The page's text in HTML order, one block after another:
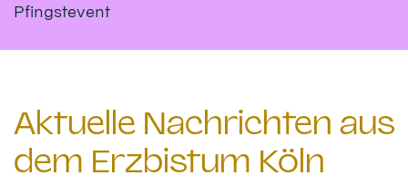
Pfingstevent
Aktuelle Nachrichten aus
dem Erzbistum Köln